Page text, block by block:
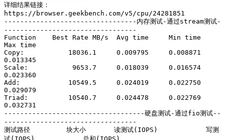
详细结果链接：
https://browser.geekbench.com/v5/cpu/24281851
---------------------------------内存测试-通过stream测试-
---------------------------------
Function    Best Rate MB/s  Avg time     Min time
Max time
Copy:           18036.1     0.009795     0.008871
0.013345
Scale:           9653.7     0.018039     0.016574
0.023360
Add:            10549.5     0.024019     0.022750
0.029079
Triad:          10540.7     0.024478     0.022769
0.032731
-----------------------------------硬盘测试-通过fio测试--
---------------------------------
测试路径         块大小       读测试(IOPS)            写测